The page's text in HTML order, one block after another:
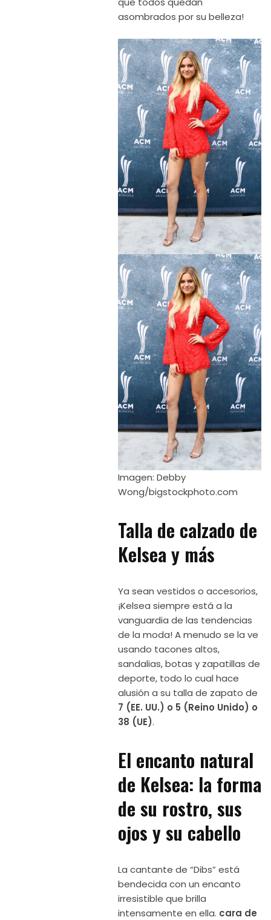
asombrados por su belleza!
Imagen: Debby
Wong/bigstockphoto.com
Talla de calzado de
Kelsea y más
Ya sean vestidos o accesorios,
¡Kelsea siempre está a la
vanguardia de las tendencias
de la moda! A menudo se la ve
usando tacones altos,
sandalias, botas y zapatillas de
deporte, todo lo cual hace
alusión a su talla de zapato de
7 (EE. UU.) o 5 (Reino Unido) o
38 (UE).
El encanto natural
de Kelsea: la forma
de su rostro, sus
ojos y su cabello
La cantante de “Dibs” está
bendecida con un encanto
irresistible que brilla
intensamente en ella. cara de